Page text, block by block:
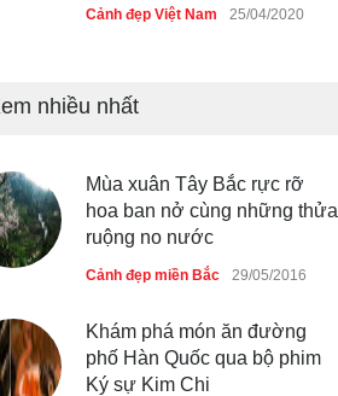
Cảnh đẹp Việt Nam 25/04/2020
bờ hồ Hà Nội
Bán đảo Sơn Trà sẽ là khu
du lịch quốc gia
vệ sinh miễn phí
Cảnh đẹp Việt Nam
nhiều nhất
Mùa xuân Tây Bắc rực rỡ
hoa ban nở cùng những thửa
ruộng no nước
Cảnh đẹp miền Bắc 29/05/2016
Khám phá món ăn đường
phố Hàn Quốc qua bộ phim
Ký sự Kim Chi